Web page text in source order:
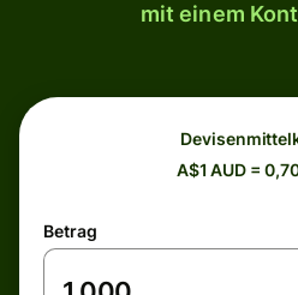
mit einem
A$1 AUD =
Betrag